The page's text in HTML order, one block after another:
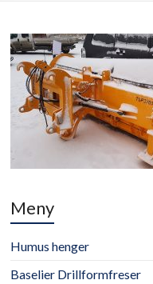
Meny
Humus henger
Baselier Drillformfreser